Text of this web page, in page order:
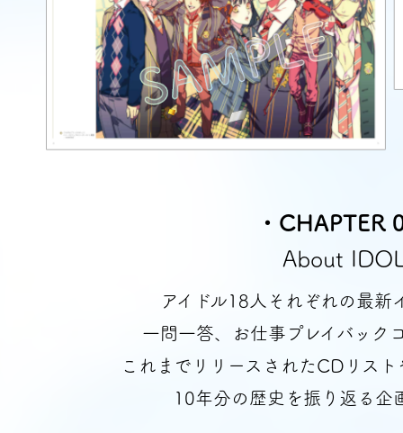
・CHAPTER
About
アイドル18人それぞれの最新
一問一答、お仕事プレイバック
これまでリリースされたCDリス
10年分の歴史を振り返る企